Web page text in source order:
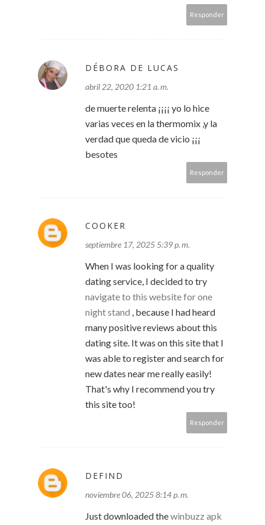
Responder
DÉBORA DE LUCAS
abril 22, 2020 1:21 a. m.
de muerte relenta ¡¡¡¡ yo lo hice
varias veces en la thermomix ,y la
verdad que queda de vicio ¡¡¡
besotes
Responder
COOKER
septiembre 17, 2025 5:39 p. m.
When I was looking for a quality
dating service, I decided to try
navigate to this website for one
night stand , because I had heard
many positive reviews about this
dating site. It was on this site that I
was able to register and search for
new dates near me really easily!
That's why I recommend you try
this site too!
Responder
DEFIND
noviembre 06, 2025 8:14 p. m.
Just downloaded thewinbuzz apk